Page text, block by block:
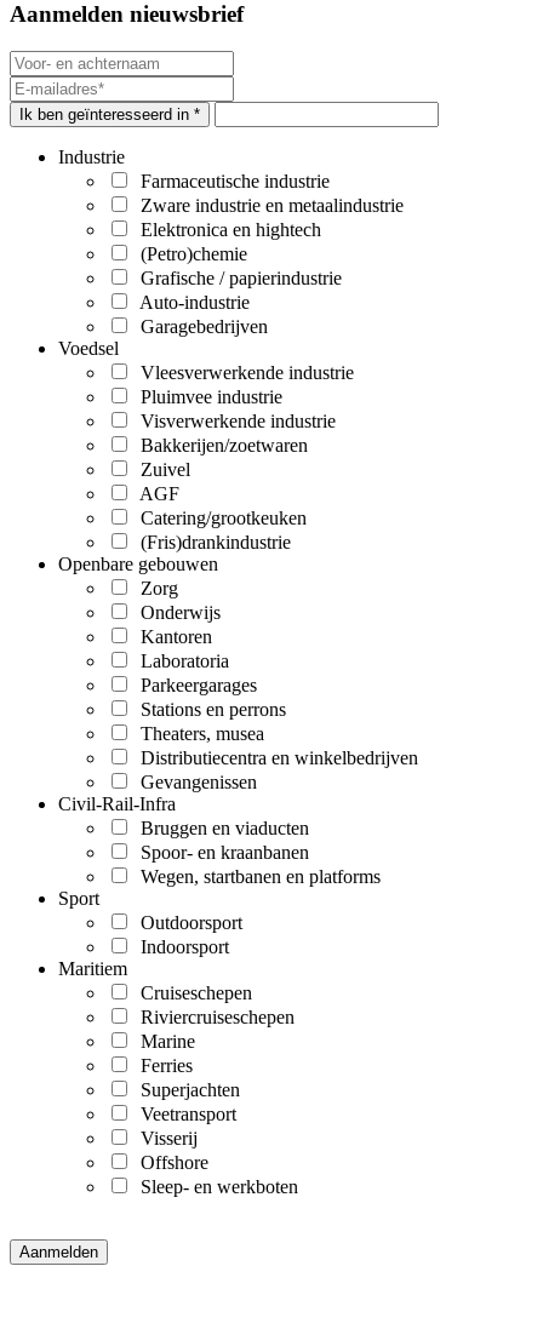
Aanmelden nieuwsbrief
Ik ben geïnteresseerd in *
Industrie
Farmaceutische industrie
Zware industrie en metaalindustrie
Elektronica en hightech
(Petro)chemie
Grafische / papierindustrie
Auto-industrie
Garagebedrijven
Voedsel
Vleesverwerkende industrie
Pluimvee industrie
Visverwerkende industrie
Bakkerijen/zoetwaren
Zuivel
AGF
Catering/grootkeuken
(Fris)drankindustrie
Openbare gebouwen
Zorg
Onderwijs
Kantoren
Laboratoria
Parkeergarages
Stations en perrons
Theaters, musea
Distributiecentra en winkelbedrijven
Gevangenissen
Civil-Rail-Infra
Bruggen en viaducten
Spoor- en kraanbanen
Wegen, startbanen en platforms
Sport
Outdoorsport
Indoorsport
Maritiem
Cruiseschepen
Riviercruiseschepen
Marine
Ferries
Superjachten
Veetransport
Visserij
Offshore
Sleep- en werkboten